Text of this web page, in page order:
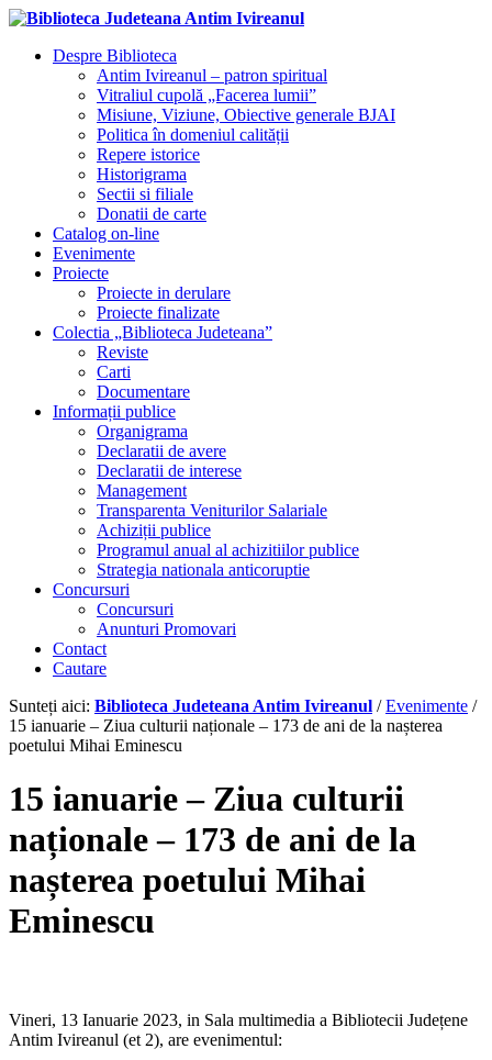
Despre Biblioteca
Antim Ivireanul – patron spiritual
Vitraliul cupolă „Facerea lumii”
Misiune, Viziune, Obiective generale BJAI
Politica în domeniul calității
Repere istorice
Historigrama
Sectii si filiale
Donatii de carte
Catalog on-line
Evenimente
Proiecte
Proiecte in derulare
Proiecte finalizate
Colectia „Biblioteca Judeteana”
Reviste
Carti
Documentare
Informații publice
Organigrama
Declaratii de avere
Declaratii de interese
Management
Transparenta Veniturilor Salariale
Achiziții publice
Programul anual al achizitiilor publice
Strategia nationala anticoruptie
Concursuri
Concursuri
Anunturi Promovari
Contact
Cautare
Sunteți aici: Biblioteca Judeteana Antim Ivireanul / Evenimente /
15 ianuarie – Ziua culturii naționale – 173 de ani de la nașterea
poetului Mihai Eminescu
15 ianuarie – Ziua culturii
naționale – 173 de ani de la
nașterea poetului Mihai
Eminescu
Vineri, 13 Ianuarie 2023, in Sala multimedia a Bibliotecii Județene
Antim Ivireanul (et 2), are evenimentul: